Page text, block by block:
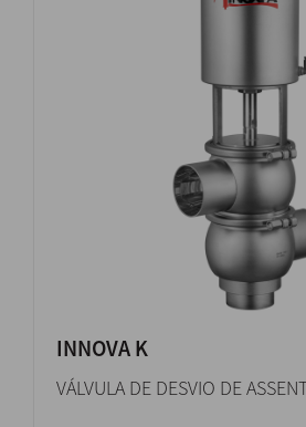
INNOVA K
VÁLVULA DE DESVIO DE